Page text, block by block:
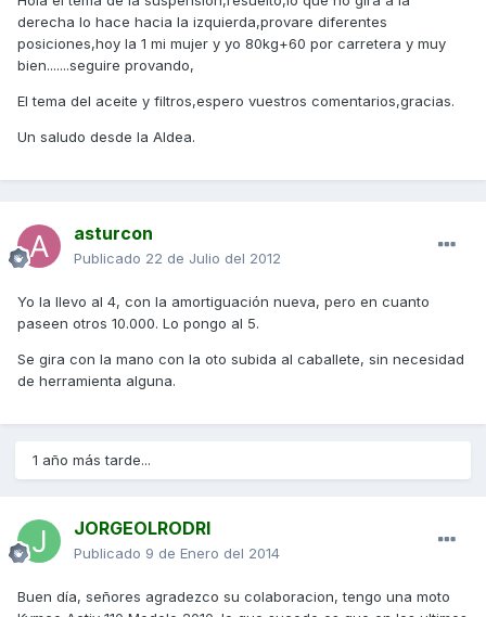
derecha lo hace hacia la izquierda,provare diferentes
posiciones,hoy la 1 mi mujer y yo 80kg+60 por carretera y muy
bien.......seguire provando,
El tema del aceite y filtros,espero vuestros comentarios,gracias.
Un saludo desde la Aldea.
asturcon
Publicado 22 de Julio del 2012
Yo la llevo al 4, con la amortiguación nueva, pero en cuanto
paseen otros 10.000. Lo pongo al 5.
Se gira con la mano con la oto subida al caballete, sin necesidad
de herramienta alguna.
1 año más tarde...
JORGEOLRODRI
Publicado 9 de Enero del 2014
Buen día, señores agradezco su colaboracion, tengo una moto